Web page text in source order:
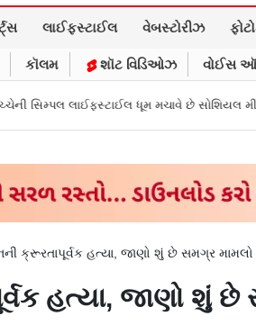
લાઈફસ્ટાઈલ વેબસ્ટોરીઝ
કૉલમ શૉટ વિડિઓઝ વોઈસ
ધૂમ મચાવે છે સોશિયલ મીડિયામાં માર્ક
ક્રૂરતાપૂર્વક હત્યા, જાણો શું છે સમગ્ર મામલો
હત્યા, જાણો શું છે